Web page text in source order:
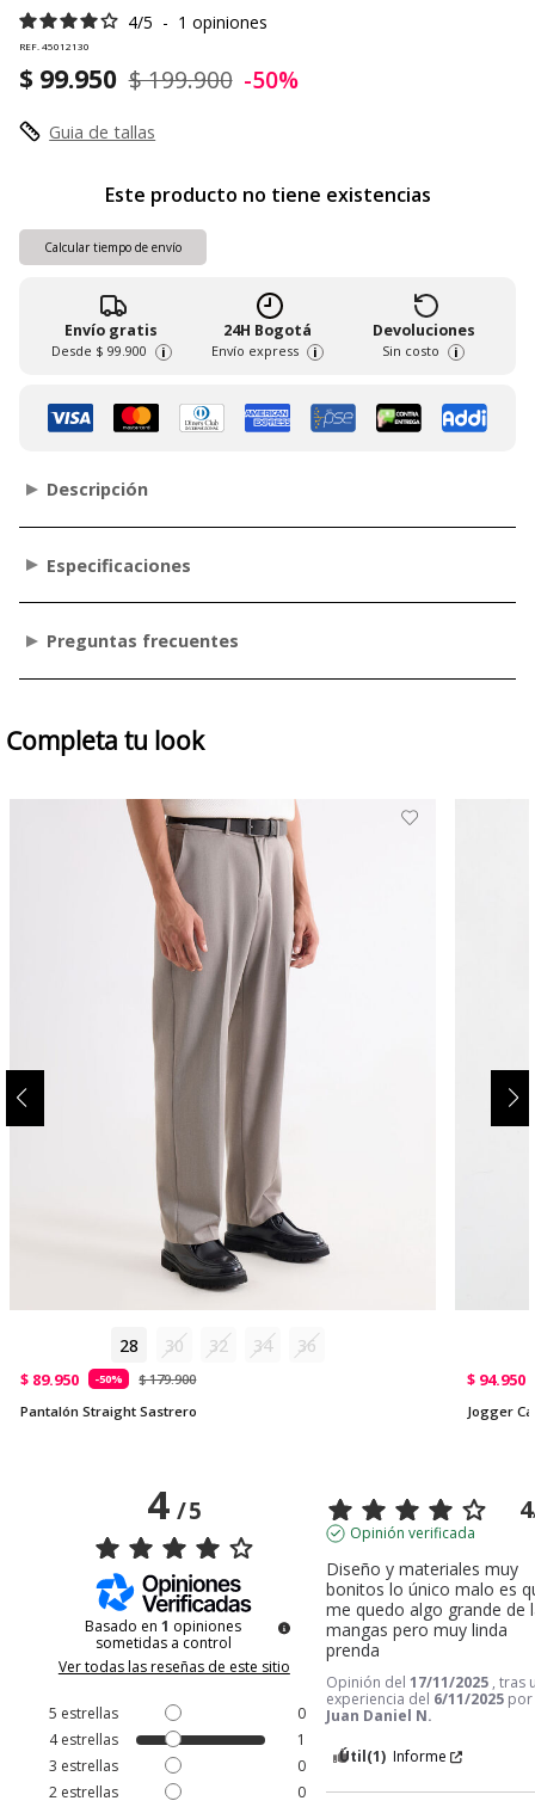
4/5 - 1 opiniones
REF. 45012130
$ 99.950 $ 199.900 -50%
Guia de tallas
Este producto no tiene existencias
Calcular tiempo de envío
Envío gratis
Desde $ 99.900 i
24H Bogotá
Envío express i
Devoluciones
Sin costo i
Descripción
Especificaciones
Preguntas frecuentes
28 30 32 34 36
$ 89.950 -50%
$ 179.900
Pantalón Straight Sastrero
$ 94.950
Jogger
Completa tu look
4/5
Basado en1 opiniones
sometidas a control
Ver todas las reseñas de este sitio
5 estrellas
0
4estrellas
1
3 estrellas
0
2 estrellas
0
4
Opinión verificada
Diseño y materiales muy
bonitos lo único malo es
me quedo algo grande de
mangas pero muy linda
prenda
Opinión del17/11/2025 , tras
experiencia del 6/11/2025 por
Juan Daniel N.
Útil(1) Informe